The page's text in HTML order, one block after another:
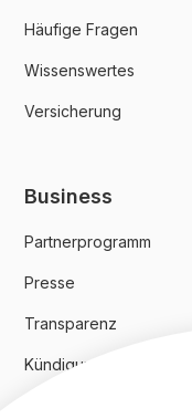
Häufige Fragen
Wissenswertes
Versicherung
Business
Partnerprogramm
Presse
Transparenz
Kündigungsindex 2024